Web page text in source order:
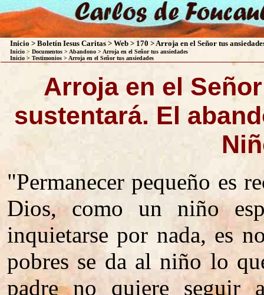
Inicio > Boletín Iesus Caritas > Web > 170 > Arroja en el Señor tus
Inicio > Documentos > Abandono > Arroja en el Señor tus ansiedades
Inicio > Testimonios > Arroja en el Señor tus ansiedades
Arroja en el
sustentará. El
"Permanecer pequeño es
Dios, como un niño
inquietarse por nada, es
pobres se da al niño lo
padre no quiere seguir